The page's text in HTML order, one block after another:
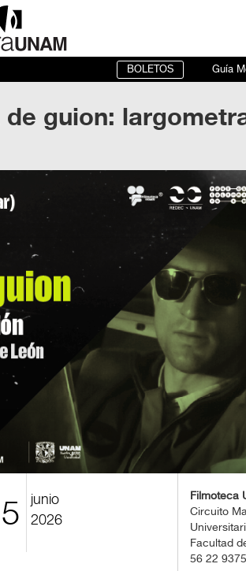
BOLETOS Guía
guion:
junio
2026
Filmoteca
Circuito
Facultad
56 22 9375